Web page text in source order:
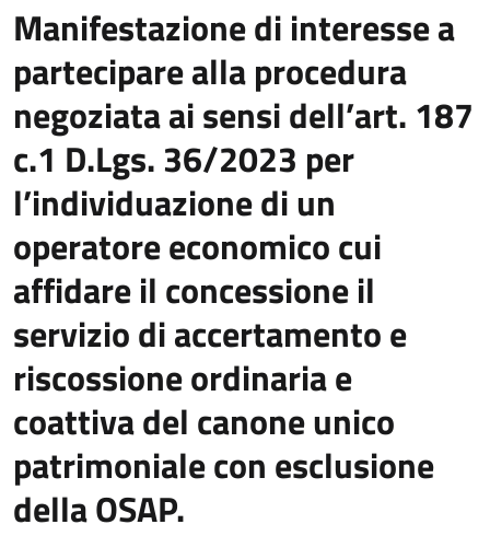
Manifestazione di interesse a
partecipare alla procedura
negoziata ai sensi dell’art. 187
c.1 D.Lgs. 36/2023 per
l’individuazione di un
operatore economico cui
affidare il concessione il
servizio di accertamento e
riscossione ordinaria e
coattiva del canone unico
patrimoniale con esclusione
della OSAP.